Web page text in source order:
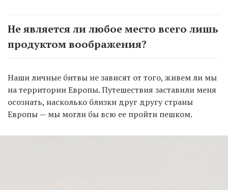
Не является ли любое место всего лишь
продуктом воображения?
Наши личные битвы не зависят от того, живем ли мы
на территории Европы. Путешествия заставили меня
осознать, насколько близки друг другу страны
Европы — мы могли бы всю ее пройти пешком.